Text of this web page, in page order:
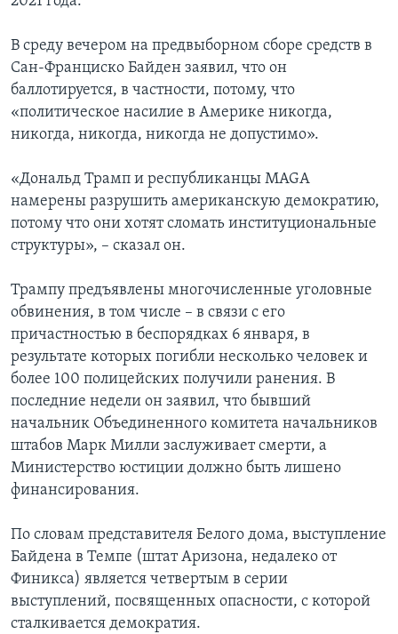
В среду вечером на предвыборном сборе средств в
Сан-Франциско Байден заявил, что он
баллотируется, в частности, потому, что
«политическое насилие в Америке никогда,
никогда, никогда, никогда не допустимо».
«Дональд Трамп и республиканцы MAGA
намерены разрушить американскую демократию,
потому что они хотят сломать институциональные
структуры», – сказал он.
Трампу предъявлены многочисленные уголовные
обвинения, в том числе – в связи с его
причастностью в беспорядках 6 января, в
результате которых погибли несколько человек и
более 100 полицейских получили ранения. В
последние недели он заявил, что бывший
начальник Объединенного комитета начальников
штабов Марк Милли заслуживает смерти, а
Министерство юстиции должно быть лишено
финансирования.
По словам представителя Белого дома, выступление
Байдена в Темпе (штат Аризона, недалеко от
Финикса) является четвертым в серии
выступлений, посвященных опасности, с которой
сталкивается демократия.